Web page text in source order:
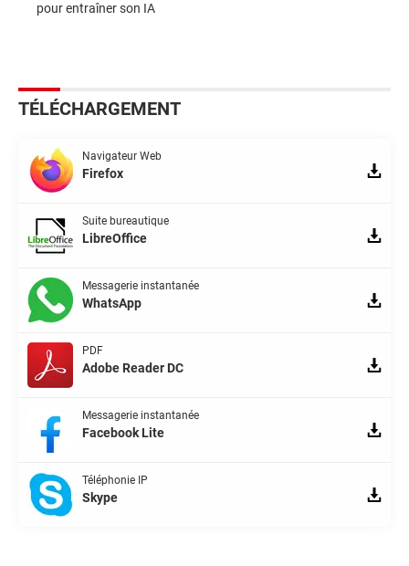
pour entraîner son IA
TÉLÉCHARGEMENT
Navigateur Web
Firefox
Suite bureautique
LibreOffice
Messagerie instantanée
WhatsApp
PDF
Adobe Reader DC
Messagerie instantanée
Facebook Lite
Téléphonie IP
Skype